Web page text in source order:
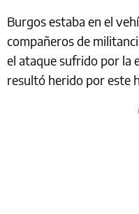
Burgos estaba en el
compañeros de
el ataque sufrido por la
resultó herido por este